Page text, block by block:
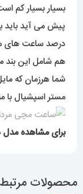
بسیار بسیار کم
درصد ساعت
هم شامل این بند
شما هرزمان که
مستر اسپشیال با
برای مشاهده
محصولات مرتبط